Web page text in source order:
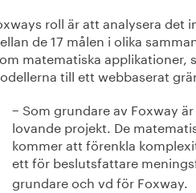
roll är att analysera det
de 17 målen i olika
matematiska applikationer,
till ett webbaserat
− Som grundare av Foxway
lovande projekt. De
kommer att förenkla
ett för beslutsfattare
grundare och vd för Foxway.